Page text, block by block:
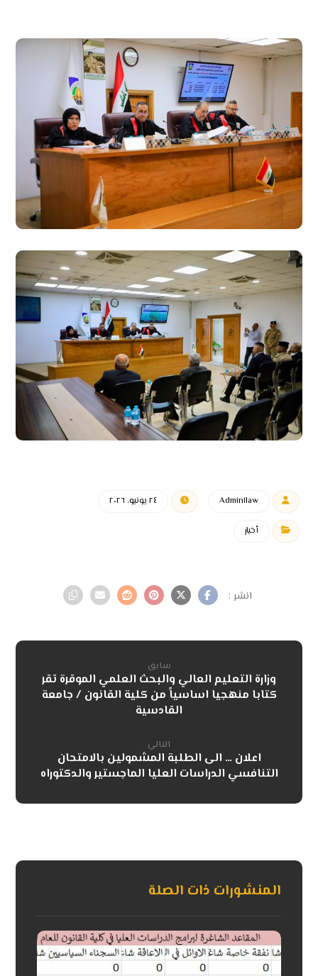
Admin١law ٢٤ يونيو، ٢٠٢٦
أخبار
سابق
وزارة التعليم العالي والبحث العلمي الموقرة تقر
كتابا منهجيا اساسياً من كلية القانون / جامعة
القادسية
التالي
اعلان … الى الطلبة المشمولين بالامتحان
التنافسي الدراسات العليا الماجستير والدكتوراه
المنشورات ذات الصلة